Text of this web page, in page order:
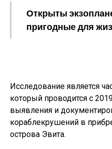
Открыты
пригодные для
Исследование является
который проводится с
выявления и
кораблекрушений в
острова Эвита.